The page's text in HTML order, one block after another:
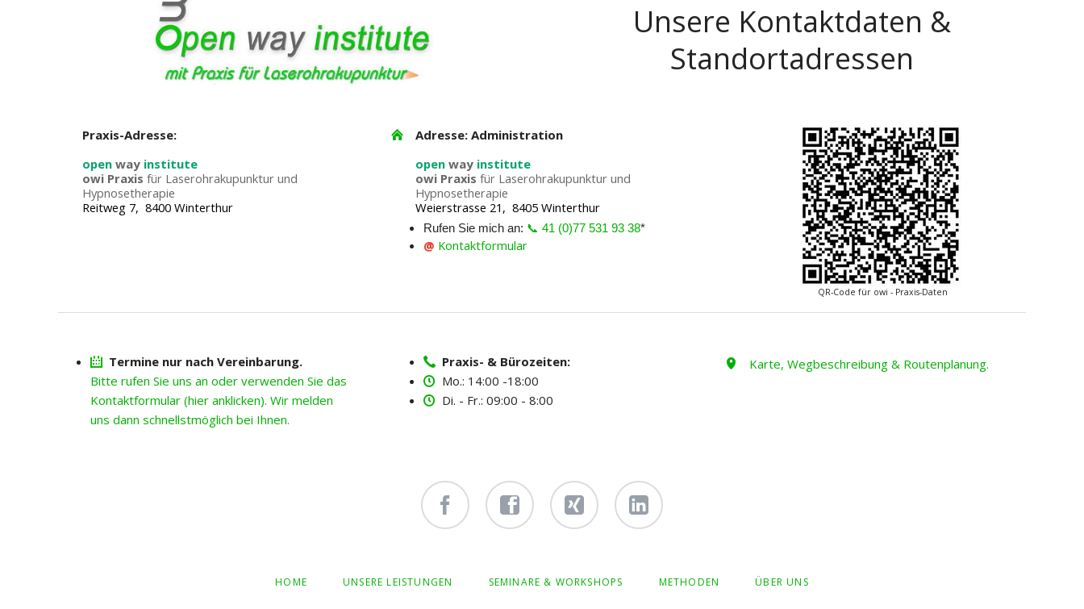
Unsere Kontaktdaten &
Standortadressen
Praxis-Adresse:
open way institute
owi Praxis für Laserohrakupunktur und
Hypnosetherapie
Reitweg 7, 8400 Winterthur
Adresse: Administration
openway institute
owi Praxis für Laserohrakupunktur und
Hypnosetherapie
Weierstrasse 21, 8405 Winterthur
Rufen Sie mich an: 📞 41 (0)77 531 93 38*
@ Kontaktformular
QR-Code für owi - Praxis-Daten
Termine nur nach Vereinbarung.
Bitte rufen Sie uns an oder verwenden Sie das
Kontaktformular (hier anklicken). Wir melden
uns dann schnellstmöglich bei Ihnen.
Praxis- & Bürozeiten:
Mo.: 14:00 -18:00
Di. - Fr.: 09:00 - 8:00
Karte, Wegbeschreibung & Routenplanung.
zentrum
zentrum
Hiltebrand Hiltebrand
ÜBERSPRINGEN
HOME UNSERE LEISTUNGEN SEMINARE & WORKSHOPS METHODEN ÜBER UNS